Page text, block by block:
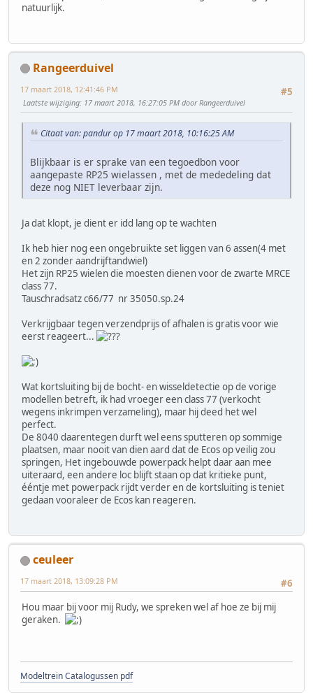
natuurlijk.
Rangeerduivel
#5
17 maart 2018, 12:41:46 PM
Laatste wijziging: 17 maart 2018, 16:27:05 PM door Rangeerduivel
Citaat van: pandur op 17 maart 2018, 10:16:25 AM
Blijkbaar is er sprake van een tegoedbon voor
aangepaste RP25 wielassen , met de mededeling dat
deze nog NIET leverbaar zijn.
Ja dat klopt, je dient er idd lang op te wachten
Ik heb hier nog een ongebruikte set liggen van 6 assen(4 met
en 2 zonder aandrijftandwiel)
Het zijn RP25 wielen die moesten dienen voor de zwarte MRCE
class 77.
Tauschradsatz c66/77 nr 35050.sp.24
Verkrijgbaar tegen verzendprijs of afhalen is gratis voor wie
eerst reageert...
Wat kortsluiting bij de bocht- en wisseldetectie op de vorige
modellen betreft, ik had vroeger een class 77 (verkocht
wegens inkrimpen verzameling), maar hij deed het wel
perfect.
De 8040 daarentegen durft wel eens sputteren op sommige
plaatsen, maar nooit van dien aard dat de Ecos op veilig zou
springen, Het ingebouwde powerpack helpt daar aan mee
uiteraard, een andere loc blijft staan op dat kritieke punt,
ééntje met powerpack rijdt verder en de kortsluiting is teniet
gedaan vooraleer de Ecos kan reageren.
ceuleer
#6
17 maart 2018, 13:09:28 PM
Hou maar bij voor mij Rudy, we spreken wel af hoe ze bij mij
geraken.
Modeltrein Catalogussen pdf